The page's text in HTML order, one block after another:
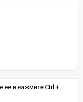
её и нажмите Ctrl +